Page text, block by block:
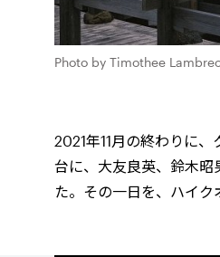
Photo by Timothee
2021年11月の終わりに、
台に、大友良英、鈴木昭
た。その一日を、ハイク